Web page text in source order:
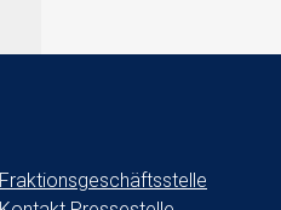
Fraktionsgeschäftsstelle